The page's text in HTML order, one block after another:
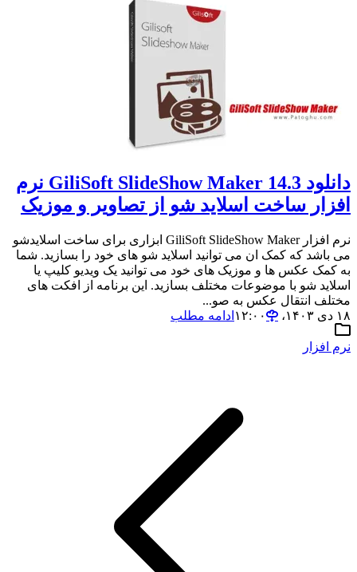
دانلود GiliSoft SlideShow Maker 14.3 نرم
افزار ساخت اسلاید شو از تصاویر و موزیک
نرم افزار GiliSoft SlideShow Maker ابزاری برای ساخت اسلایدشو
می باشد که کمک ان می توانید اسلاید شو های خود را بسازید. شما
به کمک عکس ها و موزیک های خود می توانید یک ویدیو کلیپ یا
اسلاید شو با موضوعات مختلف بسازید. این برنامه از افکت های
مختلف انتقال عکس به صو...
۱۸ دی ۱۴۰۳،‏ ۱۲:۰۰
ادامه مطلب
نرم افزار